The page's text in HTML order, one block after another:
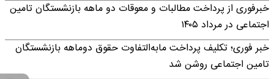
خبرفوری از پرداخت مطالبات و معوقات دو ماهه بازنشستگان تامین
اجتماعی در مرداد ۱۴۰۵
خبر فوری؛ تکلیف پرداخت مابه‌التفاوت حقوق دوماهه بازنشستگان
تامین اجتماعی روشن شد